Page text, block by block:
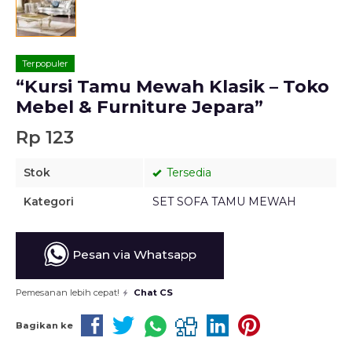
Terpopuler
“Kursi Tamu Mewah Klasik – Toko
Mebel & Furniture Jepara”
Rp 123
Stok Tersedia
Kategori SET SOFA TAMU MEWAH
Pesan via Whatsapp
Pemesanan lebih cepat! Chat CS
Bagikan ke